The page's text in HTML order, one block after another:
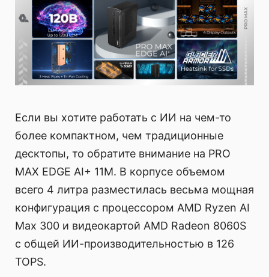
Если вы хотите работать с ИИ на чем-то
более компактном, чем традиционные
десктопы, то обратите внимание на PRO
MAX EDGE AI+ 11M. В корпусе объемом
всего 4 литра разместилась весьма мощная
конфигурация с процессором AMD Ryzen AI
Max 300 и видеокартой AMD Radeon 8060S
с общей ИИ-производительностью в 126
TOPS.